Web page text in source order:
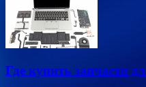
Где купить запчасти